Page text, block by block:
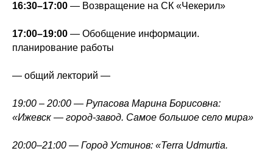
16:30–17:00 — Возвращение на СК «Чекерил»
17:00–19:00 — Обобщение информации.
планирование работы
— общий лекторий —
19:00 – 20:00 — Рупасова Марина Борисовна:
«Ижевск — город-завод. Самое большое село мира»
20:00–21:00 — Город Устинов: «Terra Udmurtia.